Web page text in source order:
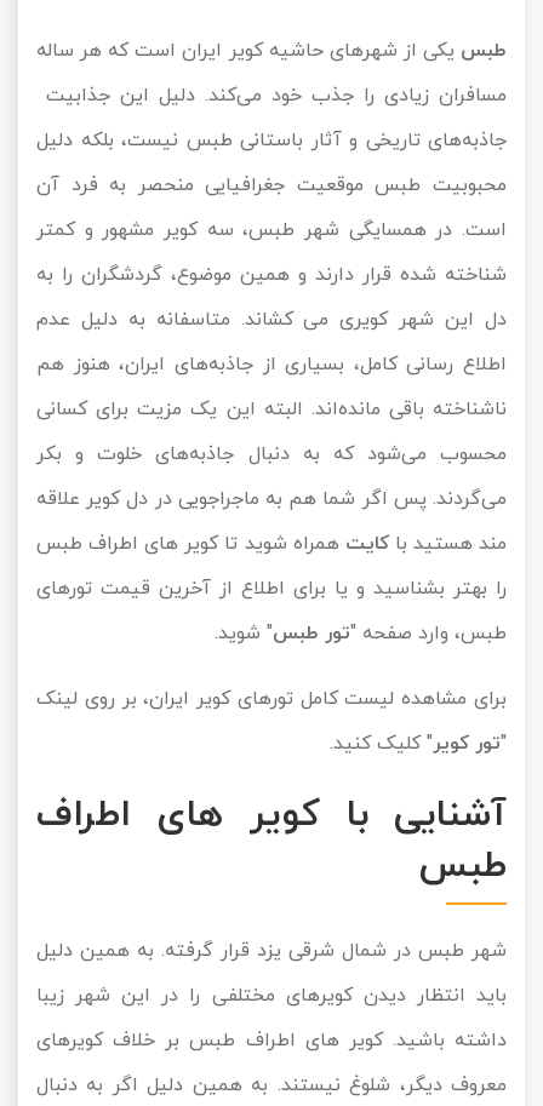
طبس یکی از شهر‌های حاشیه کویر ایران است که هر ساله
مسافران زیادی را جذب خود می‌کند. دلیل این جذابیت
جاذبه‌های تاریخی و آثار باستانی طبس نیست، بلکه دلیل
محبوبیت طبس موقعیت جغرافیایی منحصر به فرد آن
است. در همسایگی شهر طبس، سه کویر مشهور و کمتر
شناخته شده قرار دارند و همین موضوع، گردشگران را به
دل این شهر کویری می کشاند. متاسفانه به دلیل عدم
اطلاع رسانی کامل، بسیاری از جاذبه‌های ایران، هنوز هم
ناشناخته باقی مانده‌اند. البته این یک مزیت برای کسانی
محسوب می‌شود که به دنبال جاذبه‌های خلوت و بکر
می‌گردند. پس اگر شما هم به ماجراجویی در دل کویر علاقه
مند هستید باکایت همراه شوید تا کویر های اطراف طبس
را بهتر بشناسید و یا برای اطلاع از آخرین قیمت تورهای
طبس، وارد صفحه "تور طبس" شوید.
برای مشاهده لیست کامل تورهای کویر ایران، بر روی لینک
"تور کویر" کلیک کنید.
آشنایی با کویر های اطراف
طبس
شهر طبس در شمال شرقی یزد قرار گرفته. به همین دلیل
باید انتظار دیدن کویرهای مختلفی را در این شهر زیبا
داشته باشید. کویر های اطراف طبس بر خلاف کویرهای
معروف دیگر، شلوغ نیستند. به همین دلیل اگر به دنبال
تور کویر مرنجاب
تور طبس
تور کویر مصر
تور کویر ابوزیدآباد
تور ماسوله
تور مرداب سراوان
تور سوباتان
تور چابهار
تور مرداب هسل
تور اصفهان
تور ترکمن صحرا
تور آفرود
اقساطی
اقساطی
تور سنگاپور اقساطی
تور مالدیو
تور زیارتی اقساطی